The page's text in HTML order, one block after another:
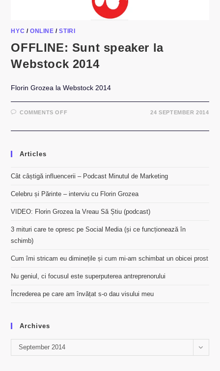
HYC /ONLINE /STIRI
OFFLINE: Sunt speaker la
Webstock 2014
Florin Grozea la Webstock 2014
COMMENTS OFFON
SPEAKER
24 SEPTEMBER 2014
Articles
Cât câștigă influencerii – Podcast Minutul de Marketing
Celebru și Părinte – interviu cu Florin Grozea
VIDEO: Florin Grozea la Vreau Să Știu (podcast)
3 mituri care te opresc pe Social Media (și ce funcționează în
schimb)
Cum îmi stricam eu diminețile și cum mi-am schimbat un obicei prost
Nu geniul, ci focusul este superputerea antreprenorului
Încrederea pe care am învățat s-o dau visului meu
Archives
Archives
September 2014